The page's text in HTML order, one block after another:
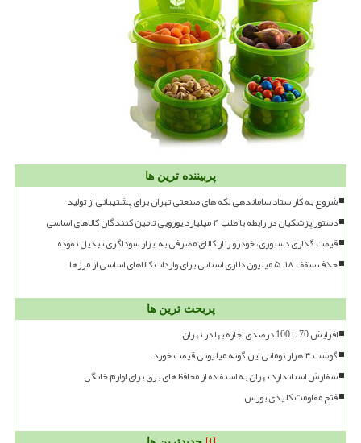
پربیننده ترین ها
شروع به کار ستاد ساماندهی لکه های صنعتی تهران برای پشتیبانی از تولید
دستور پزشکیان در رابطه با طلب ۴ میلیارد یورویی تامین کنندگان کالاهای اساسی
قیمت گذاری دستوری، خودرو را از کالای مصرفی به ابزار سوداگری تبدیل نموده
حذف سقف ۱۸، ۵ میلیون دلاری استانی برای واردات کالاهای اساسی از مرزها
پربحث ترین ها
افزایش 70 تا 100 درصدی اجاره بها در تهران
گوشت ۴ هزار تومانی این گونه میلیونی قیمت خورد
سفارش استاندارد تهران به استفاده از محافظ های برق برای لوازم خانگی
فتح مقاومت کلیدی بورس